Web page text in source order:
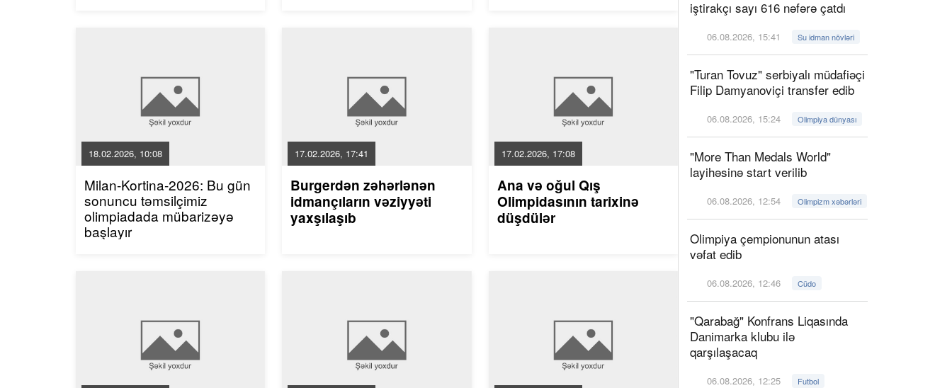
18.02.2026, 10:08
Milan-Kortina-2026: Bu gün
sonuncu təmsilçimiz
olimpiadada mübarizəyə
başlayır
17.02.2026, 17:41
Burgerdən zəhərlənən
idmançıların vəziyyəti
yaxşılaşıb
17.02.2026, 17:08
Ana və oğul Qış
Olimpidasının tarixinə
düşdülər
iştirakçı sayı 616 nəfərə çatdı
06.08.2026, 15:41 Su idman növləri
"Turan Tovuz" serbiyalı müdafiəçi
Filip Damyanoviçi transfer edib
06.08.2026, 15:24 Olimpiya dünyası
"More Than Medals World"
layihəsinə start verilib
06.08.2026, 12:54 Olimpizm xəbərləri
Olimpiya çempionunun atası
vəfat edib
06.08.2026, 12:46 Cüdo
"Qarabağ" Konfrans Liqasında
Danimarka klubu ilə
qarşılaşacaq
06.08.2026, 12:25 Futbol